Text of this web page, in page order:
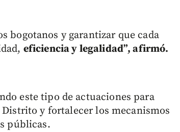
bogotanos y garantizar que cada
eficiencia y legalidad”, afirmó.
este tipo de actuaciones para
y fortalecer los mecanismos
públicas.